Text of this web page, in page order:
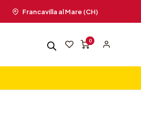
Francavilla al Mare (CH)
0